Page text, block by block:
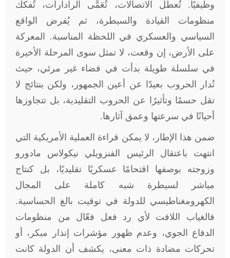
وظيفيًا. تُعطَّل الاتصالات، تُعَمَّى الرادارات، تُفكك
منظومات القيادة والسيطرة، ثم يُفرض الواقع
السياسي والعسكري في اللحظة المناسبة. المعركة
على الأرض، إن وقعت، لا تمثل سوى المرحلة الأخيرة
في سلسلة طويلة بدأت في فضاء غير مرئي، حيث
تُدار الحروب بعيدًا عن أعين الجمهور، ولكن بنتائج لا
تقل حسمًا وتأثيرًا عن الحروب التقليدية، بل تتجاوزها
أحيانًا في سرعتها وعمق آثارها.
ضمن هذا الإطار، لا يمكن قراءة العملية الأمريكية التي
انتهت باعتقال الرئيس الفنزويلي نيكولاس مادورو
وزوجته بوصفها اقتحامًا عسكريًا تقليديًا، بل كنتاج
مباشر لسيطرة شبه كاملة على المجال
الكهرومغناطيسي للدولة في توقيت بالغ الحساسية.
فالغياب اللافت لأي رد فعل فعّال من منظومات
الدفاع الجوي، وعدم ظهور مؤشرات إنذار مبكر، أو
تحركات مضادة ذات معنى، يكشف أن الدولة كانت